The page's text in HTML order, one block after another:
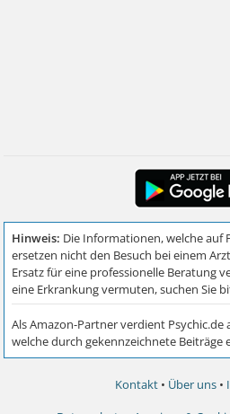
Kontakt • Über uns •